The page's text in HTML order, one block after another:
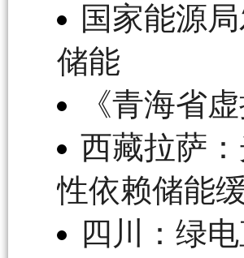
国家能源
储能
《青海省
西藏拉萨
性依赖储能
四川：绿